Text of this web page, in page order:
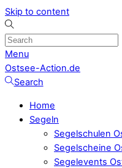
Skip to content
Menu
Ostsee-Action.de
Search
Home
Segeln
Segelschulen
Segelscheine
Segelevents